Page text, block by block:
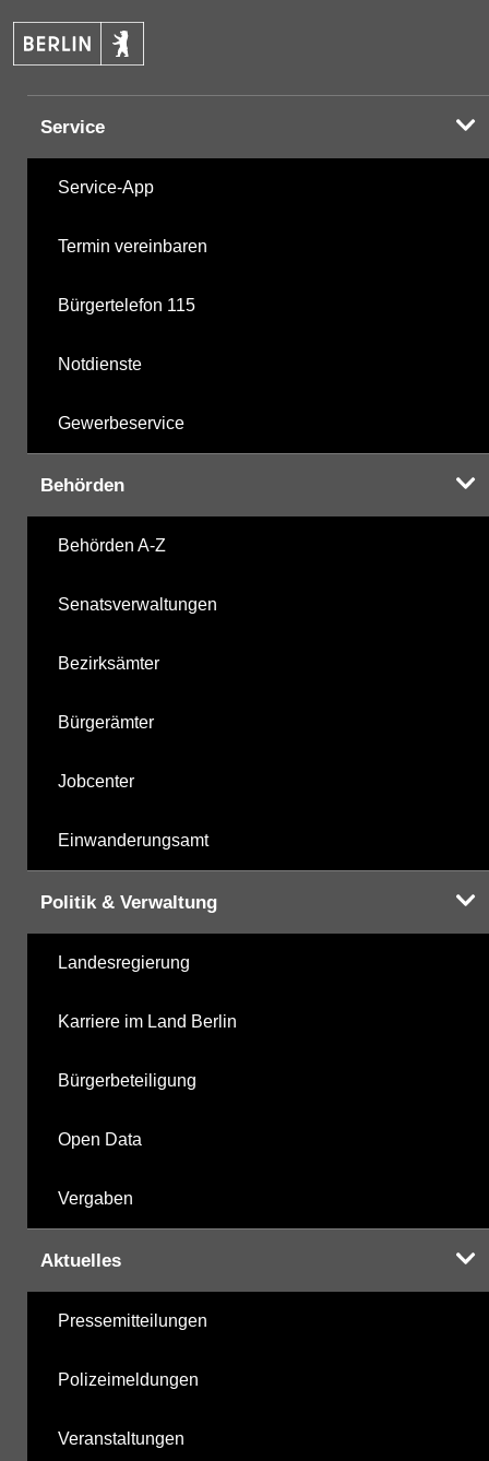
Service
Service-App
Termin vereinbaren
Bürgertelefon 115
Notdienste
Gewerbeservice
Behörden
Behörden A-Z
Senatsverwaltungen
Bezirksämter
Bürgerämter
Jobcenter
Einwanderungsamt
Politik & Verwaltung
Landesregierung
Karriere im Land Berlin
Bürgerbeteiligung
Open Data
Vergaben
Aktuelles
Pressemitteilungen
Polizeimeldungen
Veranstaltungen